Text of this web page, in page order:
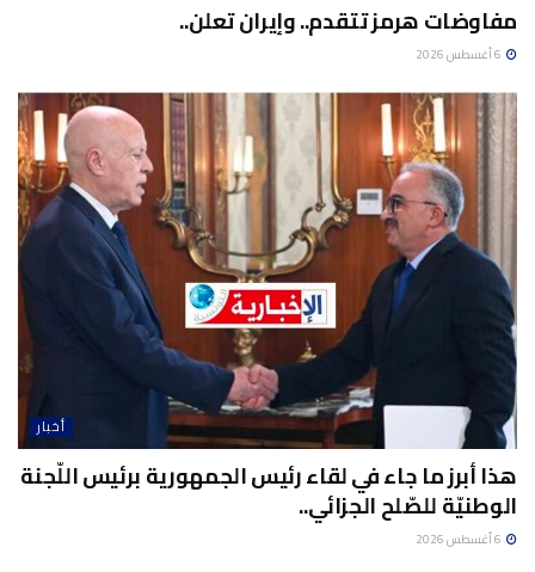
مفاوضات هرمز تتقدم.. وإيران تعلن..
أخبار
هذا أبرز ما جاء في لقاء رئيس الجمهورية برئيس اللّجنة
الوطنيّة للصّلح الجزائي..